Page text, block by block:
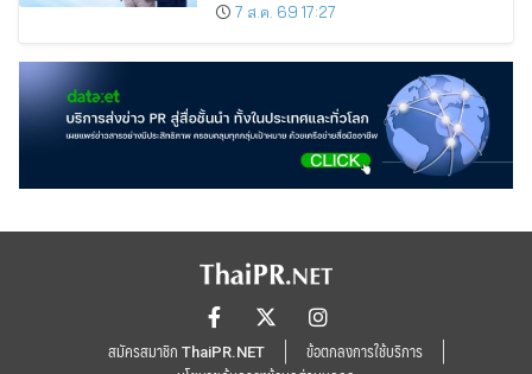
7 ส.ค. 69 17:27
สมัครสมาชิก ThaiPR.NET
ข้อตกลงการใช้บริการ